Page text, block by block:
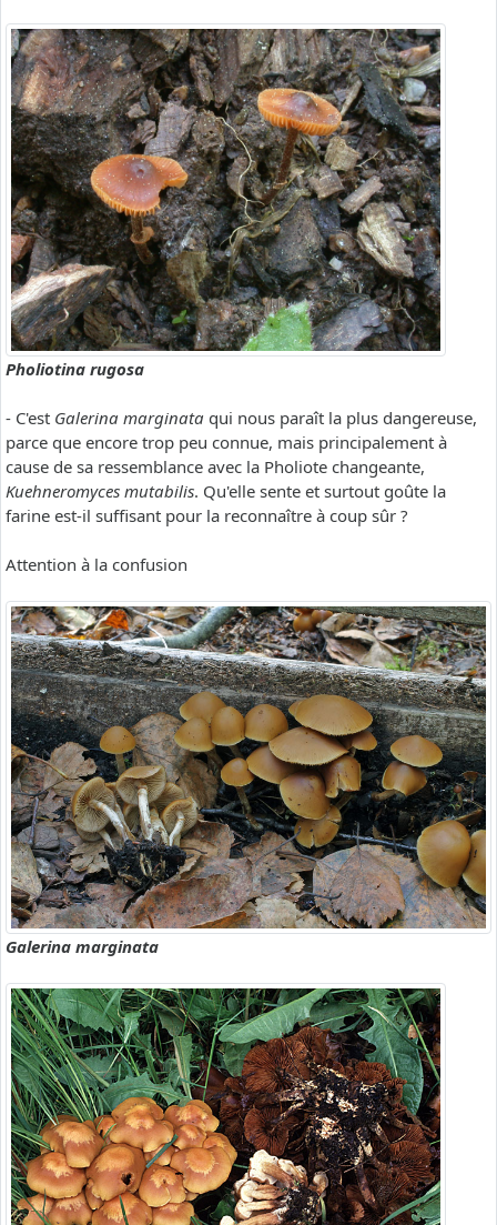
Pholiotina rugosa
- C'est Galerina marginata qui nous paraît la plus dangereuse,
parce que encore trop peu connue, mais principalement à
cause de sa ressemblance avec la Pholiote changeante,
Kuehneromyces mutabilis. Qu'elle sente et surtout goûte la
farine est-il suffisant pour la reconnaître à coup sûr ?
Attention à la confusion
Galerina marginata